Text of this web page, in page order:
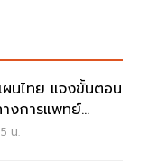
นไทย แจงขั้นตอน
งการแพทย์
น.